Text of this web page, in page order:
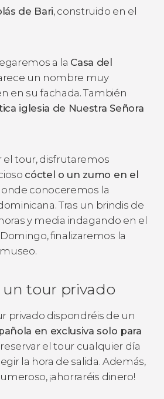
de Bari, construido en el
a la Casa del
un nombre muy
en su fachada. También
iglesia de Nuestra Señora
el tour, disfrutaremos
cóctel o un zumo en el
conoceremos la
Tras un brindis de
y media indagando en el
finalizaremos la
un tour privado
privado dispondréis de un
en exclusiva solo para
reservar el tour cualquier día
la hora de salida. Además,
¡ahorraréis dinero!